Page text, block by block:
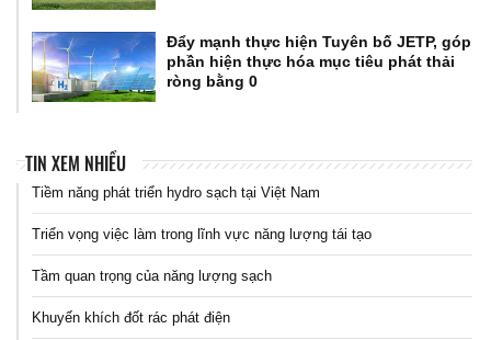
Đẩy mạnh thực hiện Tuyên bố JETP, góp
phần hiện thực hóa mục tiêu phát thải
ròng bằng 0
TIN XEM NHIỀU
Tiềm năng phát triển hydro sạch tại Việt Nam
Triển vọng việc làm trong lĩnh vực năng lượng tái tạo
Tầm quan trọng của năng lượng sạch
Khuyến khích đốt rác phát điện